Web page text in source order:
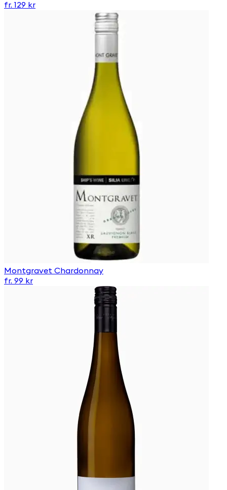
fr. 129 kr
Montgravet Chardonnay
fr. 99 kr